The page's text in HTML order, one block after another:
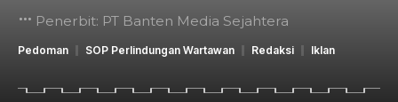
Penerbit: PT Banten Media Sejahtera
Pedoman SOP Perlindungan Wartawan Redaksi Iklan